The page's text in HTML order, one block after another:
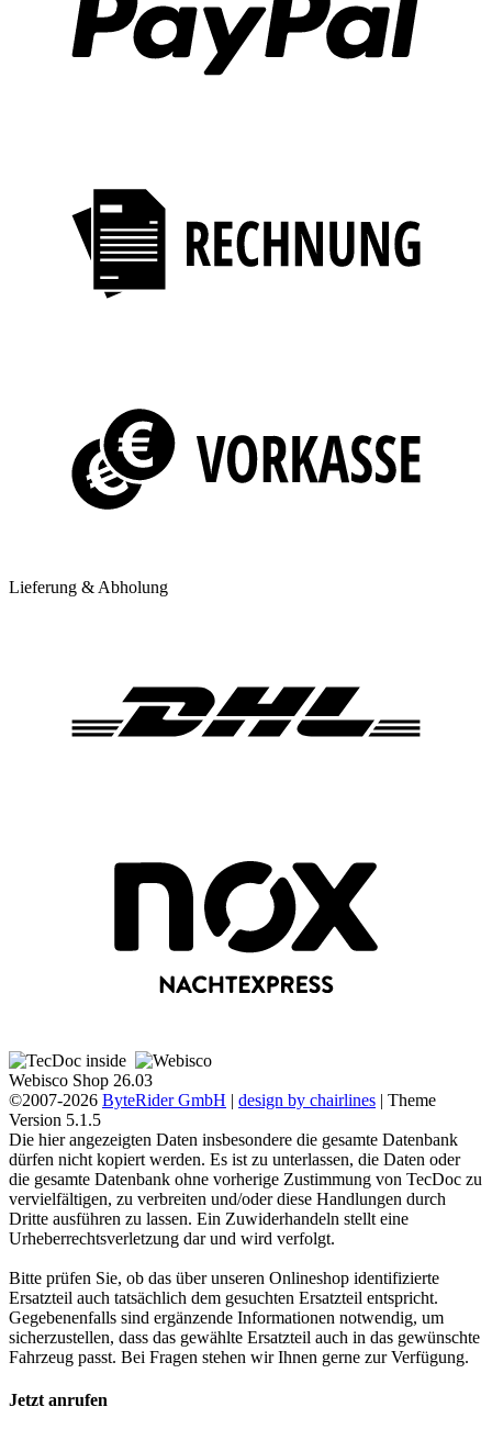
Lieferung & Abholung
Webisco Shop 26.03
©2007-2026 ByteRider GmbH | design by chairlines | Theme
Version 5.1.5
Die hier angezeigten Daten insbesondere die gesamte Datenbank
dürfen nicht kopiert werden. Es ist zu unterlassen, die Daten oder
die gesamte Datenbank ohne vorherige Zustimmung von TecDoc zu
vervielfältigen, zu verbreiten und/oder diese Handlungen durch
Dritte ausführen zu lassen. Ein Zuwiderhandeln stellt eine
Urheberrechtsverletzung dar und wird verfolgt.
Bitte prüfen Sie, ob das über unseren Onlineshop identifizierte
Ersatzteil auch tatsächlich dem gesuchten Ersatzteil entspricht.
Gegebenenfalls sind ergänzende Informationen notwendig, um
sicherzustellen, dass das gewählte Ersatzteil auch in das gewünschte
Fahrzeug passt. Bei Fragen stehen wir Ihnen gerne zur Verfügung.
Jetzt anrufen